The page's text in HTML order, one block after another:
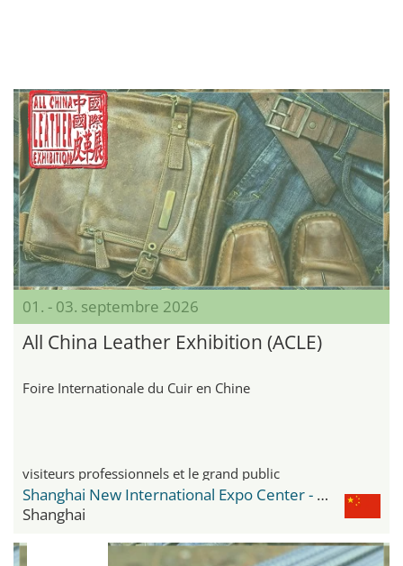
01. - 03. septembre 2026
All China Leather Exhibition (ACLE)
Foire Internationale du Cuir en Chine
visiteurs professionnels et le grand public
Shanghai New International Expo Center - SNIEC
Shanghai